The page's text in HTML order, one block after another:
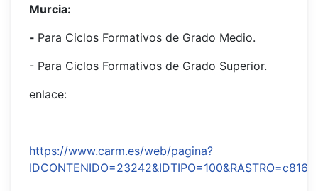
Murcia:
- Para Ciclos Formativos de Grado Medio.
- Para Ciclos Formativos de Grado Superior.
enlace:
https://www.carm.es/web/pagina?